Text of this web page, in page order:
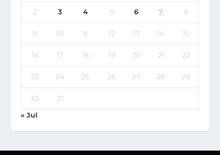
2 3 4 5 6 7 8
9 10 11 12 13 14 15
16 17 18 19 20 21 22
23 24 25 26 27 28 29
30
31
« Jul